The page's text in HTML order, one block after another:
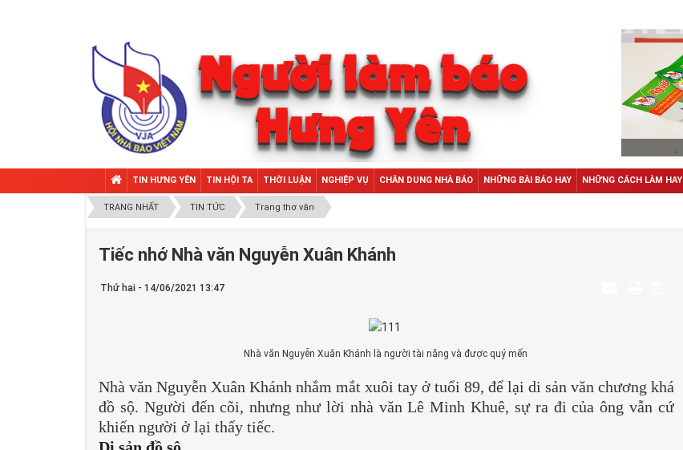
TIN HƯNG YÊN TIN HỘI TA THỜI LUẬN NGHIỆP VỤ CHÂN DUNG NHÀ BÁO NHỮNG BÀI BÁO HAY NHỮNG CÁCH LÀM HAY
TRANG NHẤT TIN TỨC Trang thơ văn
Tiếc nhớ Nhà văn Nguyễn Xuân Khánh
Thứ hai - 14/06/2021 13:47
Nhà văn Nguyễn Xuân Khánh là người tài năng và được quý mến
Nhà văn Nguyễn Xuân Khánh nhắm mắt xuôi tay ở tuổi 89, để lại di sản văn chương khá
đồ sộ. Người đến cõi, nhưng như lời nhà văn Lê Minh Khuê, sự ra đi của ông vẫn cứ
khiến người ở lại thấy tiếc.